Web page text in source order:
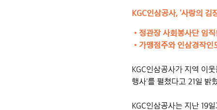
KGC인삼공사, ‘사랑의 김
• 정관장 사회봉사단 임
• 가맹점주와 인삼경작인
KGC인삼공사가 지역 이
행사'를 펼쳤다고 21일 밝
KGC인삼공사는 지난 19